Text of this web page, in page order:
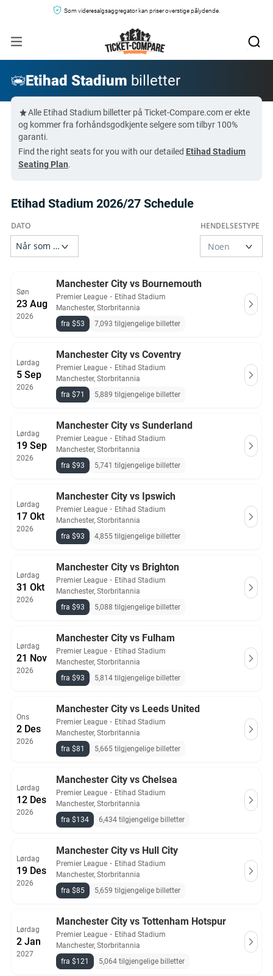
Som videresalgsaggregator kan priser overstige pålydende.
Etihad Stadium billetter
Alle Etihad Stadium billetter på Ticket-Compare.com er ekte
og kommer fra forhåndsgodkjente selgere som tilbyr 100%
garanti.
Find the right seats for you with our detailed Etihad Stadium
Seating Plan.
Etihad Stadium 2026/27 Schedule
Søn
23 Aug
2026
Manchester City vs Bournemouth
Premier League ・ Etihad Stadium
Manchester, Storbritannia
fra $53
7,093 tilgjengelige billetter
Lørdag
5 Sep
2026
Manchester City vs Coventry
Premier League ・ Etihad Stadium
Manchester, Storbritannia
fra $71
5,889 tilgjengelige billetter
Lørdag
19 Sep
2026
Manchester City vs Sunderland
Premier League ・ Etihad Stadium
Manchester, Storbritannia
fra $93
5,741 tilgjengelige billetter
Lørdag
17 Okt
2026
Manchester City vs Ipswich
Premier League ・ Etihad Stadium
Manchester, Storbritannia
fra $93
4,855 tilgjengelige billetter
Lørdag
31 Okt
2026
Manchester City vs Brighton
Premier League ・ Etihad Stadium
Manchester, Storbritannia
fra $93
5,088 tilgjengelige billetter
Lørdag
21 Nov
2026
Manchester City vs Fulham
Premier League ・ Etihad Stadium
Manchester, Storbritannia
fra $93
5,814 tilgjengelige billetter
Ons
2 Des
2026
Manchester City vs Leeds United
Premier League ・ Etihad Stadium
Manchester, Storbritannia
fra $81
5,665 tilgjengelige billetter
Lørdag
12 Des
2026
Manchester City vs Chelsea
Premier League ・ Etihad Stadium
Manchester, Storbritannia
fra $134
6,434 tilgjengelige billetter
Lørdag
19 Des
2026
Manchester City vs Hull City
Premier League ・ Etihad Stadium
Manchester, Storbritannia
fra $85
5,659 tilgjengelige billetter
Lørdag
2 Jan
2027
Manchester City vs Tottenham Hotspur
Premier League ・ Etihad Stadium
Manchester, Storbritannia
fra $121
5,064 tilgjengelige billetter